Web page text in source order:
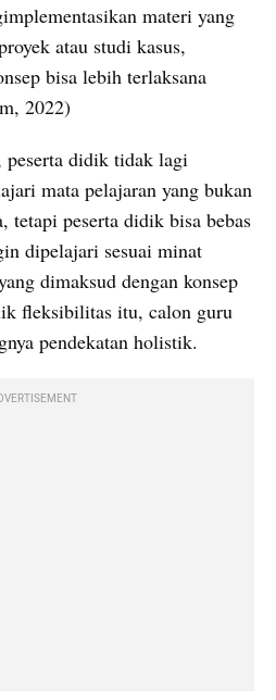
materi yang
atau studi kasus,
bisa lebih terlaksana
2022)
didik tidak lagi
mata pelajaran yang bukan
tetapi peserta didik bisa bebas
dipelajari sesuai minat
dimaksud dengan konsep
fleksibilitas itu, calon guru
pendekatan holistik.